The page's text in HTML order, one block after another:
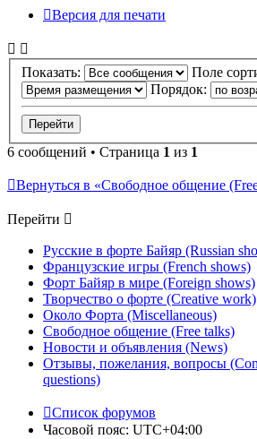
Версия для печати
Показать:
Поле
Порядок:
6 сообщений • Страница 1 из 1
Вернуться в «Свободное общение
Перейти
Русские в форте Байяр (Russian
Французские игры (French shows)
Форт Байяр в мире (Foreign shows)
Творчество о форте (Creative work)
Около Форта (Miscellaneous)
Свободное общение (Free talks)
Новости и объявления (News)
Отзывы, пожелания, вопросы
questions)
Список форумов
Часовой пояс: UTC+04:00